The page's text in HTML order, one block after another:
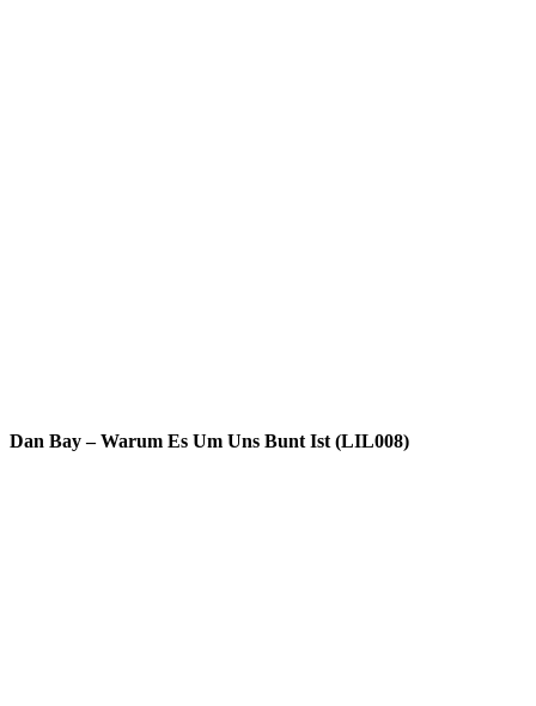
Dan Bay – Warum Es Um Uns Bunt Ist (LIL008)